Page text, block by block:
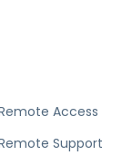
Access
Support